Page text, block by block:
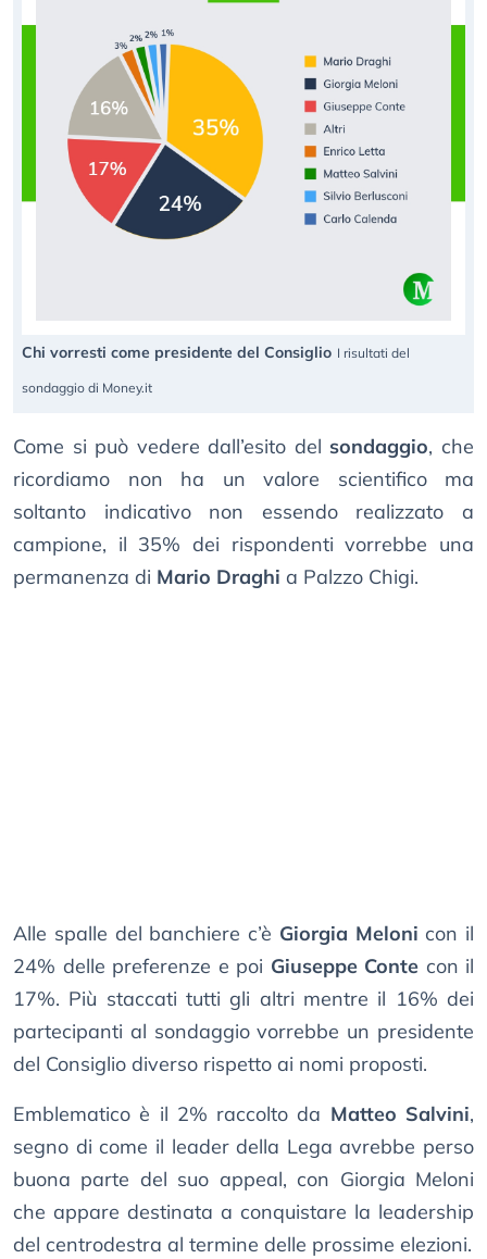
Chi vorresti come presidente del Consiglio I risultati del
sondaggio di Money.it
Come si può vedere dall’esito del sondaggio, che
ricordiamo non ha un valore scientifico ma
soltanto indicativo non essendo realizzato a
campione, il 35% dei rispondenti vorrebbe una
permanenza di Mario Draghi a Palzzo Chigi.
Alle spalle del banchiere c’è Giorgia Meloni con il
24% delle preferenze e poi Giuseppe Conte con il
17%. Più staccati tutti gli altri mentre il 16% dei
partecipanti al sondaggio vorrebbe un presidente
del Consiglio diverso rispetto ai nomi proposti.
Emblematico è il 2% raccolto da Matteo Salvini,
segno di come il leader della Lega avrebbe perso
buona parte del suo appeal, con Giorgia Meloni
che appare destinata a conquistare la leadership
del centrodestra al termine delle prossime elezioni.